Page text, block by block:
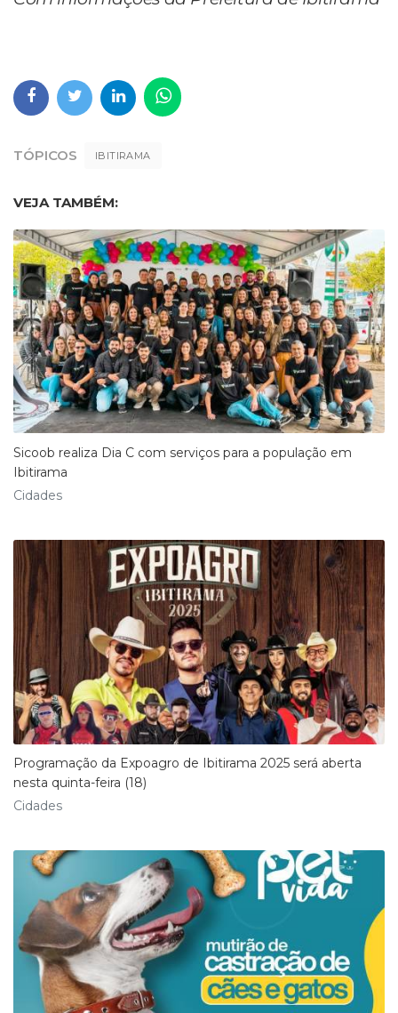
TÓPICOS IBITIRAMA
VEJA TAMBÉM:
Sicoob realiza Dia C com serviços para a população em
Ibitirama
Cidades
Programação da Expoagro de Ibitirama 2025 será aberta
nesta quinta-feira (18)
Cidades